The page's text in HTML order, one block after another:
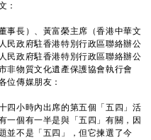
：
事長）、黃富榮主席（香港中華文
民政府駐香港特別行政區聯絡辦公
民政府駐香港特別行政區聯絡辦公
非物質文化遺產保護協會執行會
位傳媒朋友：
小時內出席的第五個「五四」活
一個有一半是與「五四」有關，因
並不是「五四」，但它揀選了今